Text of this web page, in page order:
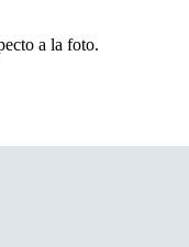
a la foto.